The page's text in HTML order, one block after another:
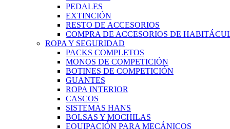
PEDALES
EXTINCIÓN
RESTO DE ACCESORIOS
COMPRA DE ACCESORIOS DE
ROPA Y SEGURIDAD
PACKS COMPLETOS
MONOS DE COMPETICIÓN
BOTINES DE COMPETICIÓN
GUANTES
ROPA INTERIOR
CASCOS
SISTEMAS HANS
BOLSAS Y MOCHILAS
EQUIPACIÓN PARA MECÁNICOS